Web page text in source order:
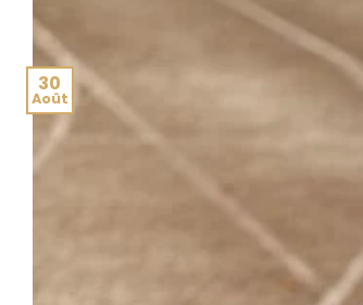
30
Août